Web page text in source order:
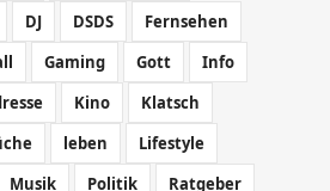
DJ DSDS
Fernsehen
Gaming Gott
Info
Kino
Klatsch
leben
Lifestyle
Musik Politik
Ratgeber